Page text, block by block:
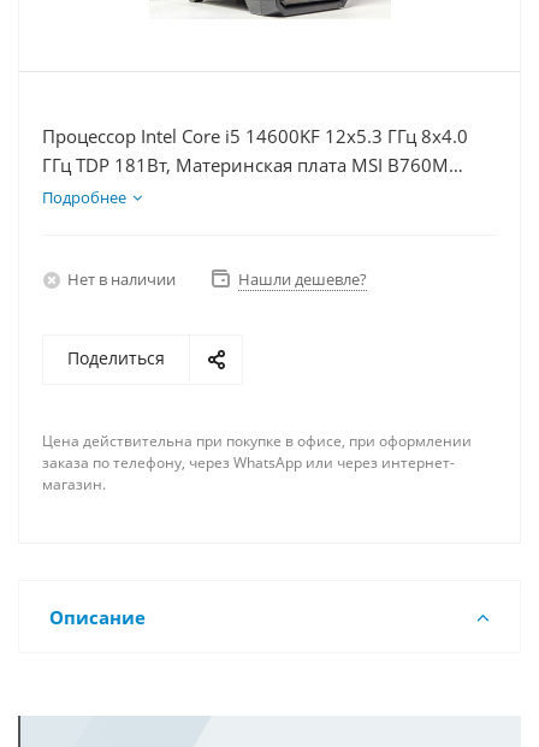
Процессор Intel Core i5 14600KF 12x5.3 ГГц 8x4.0
ГГц TDP 181Вт, Материнская плата MSI B760M
BOMBER WIFI D5, Видеокарта RTX 5060Ti 8Гб,
Подробнее
Нет в наличии Нашли дешевле?
Поделиться
Цена действительна при покупке в офисе, при оформлении
заказа по телефону, через WhatsApp или через интернет-
магазин.
Описание